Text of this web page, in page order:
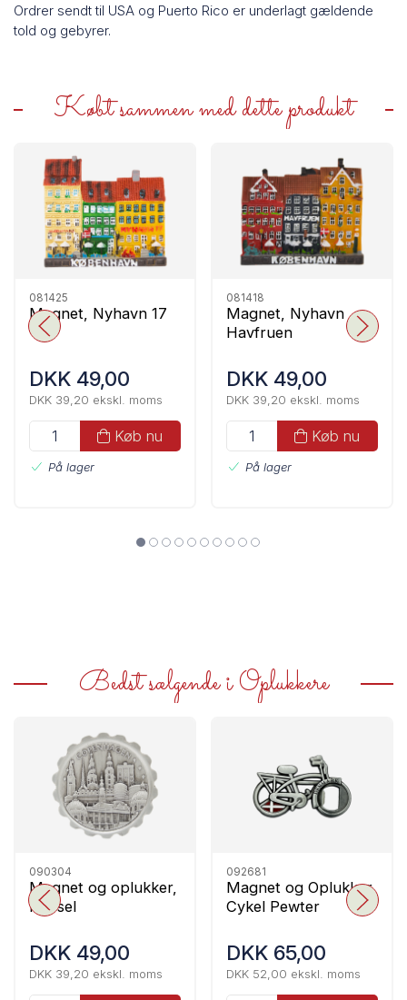
Ordrer sendt til USA og Puerto Rico er underlagt gældende
told og gebyrer.
Købt sammen med dette produkt
081425
Magnet, Nyhavn 17
DKK 49,00
DKK 39,20 ekskl. moms
Køb nu
På lager
081418
Magnet, Nyhavn
Havfruen
DKK 49,00
DKK 39,20 ekskl. moms
Køb nu
På lager
Bedst sælgende i Oplukkere
090304
Magnet og oplukker,
Kapsel
DKK 49,00
DKK 39,20 ekskl. moms
092681
Magnet og Oplukker,
Cykel Pewter
DKK 65,00
DKK 52,00 ekskl. moms